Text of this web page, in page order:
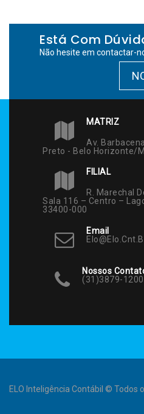
Está Com
Não hesite em contactar-
MATRIZ
Av.
Preto - Belo Horizonte/
FILIAL
R. Marechal
Sala 116 – Centro –
33400-000
Email
Nossos
(31)3879-1200
ELO Inteligência Contábil © Todos